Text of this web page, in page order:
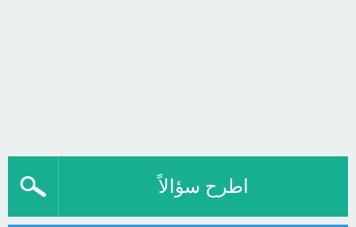
اطرح سؤالاً